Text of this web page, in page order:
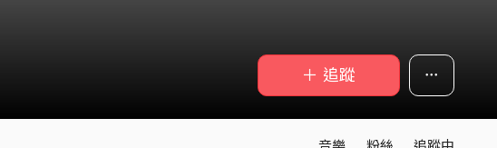
＋ 追蹤